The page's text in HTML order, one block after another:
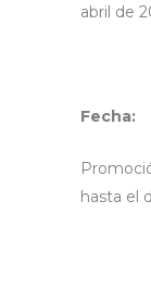
abril de
Fecha:
hasta el